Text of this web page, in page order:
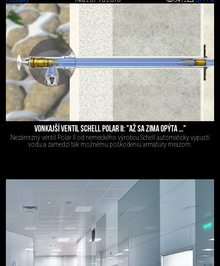
VONKAJŠÍ VENTIL SCHELL POLAR II: "AŽ SA ZIMA OPÝTA ..."
Nezámrzný ventil Polar II od nemeckého výrobcu Schell automaticky vypustí
vodu a zamedzí tak možnému poškodeniu armatúry mrazom.